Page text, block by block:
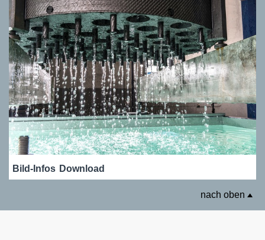
Bild-Infos Download
nach oben